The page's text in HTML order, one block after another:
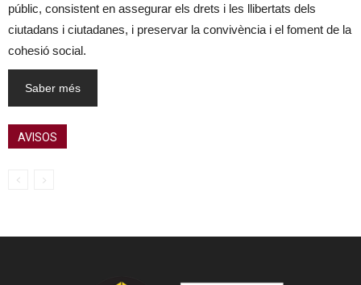
públic, consistent en assegurar els drets i les llibertats dels
ciutadans i ciutadanes, i preservar la convivència i el foment de la
cohesió social.
Saber més
AVISOS